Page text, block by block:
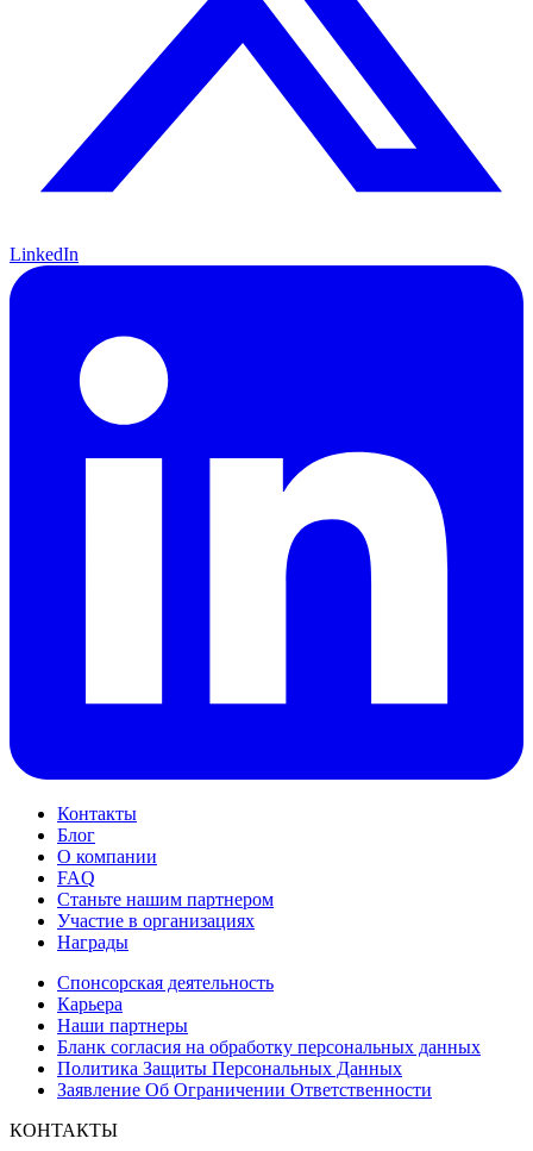
LinkedIn
Контакты
Блог
О компании
FAQ
Станьте нашим партнером
Участие в организациях
Награды
Спонсорская деятельность
Карьера
Наши партнеры
Бланк согласия на обработку персональных данных
Политика Защиты Персональных Данных
Заявление Об Ограничении Ответственности
КОНТАКТЫ